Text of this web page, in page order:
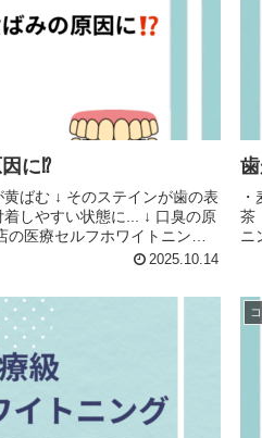
に⁉️
ばむ ↓ そのステインが歯の表
しやすい状態に... ↓ 口臭の原
く口臭予防、虫歯予...2025.10.14
茶 など 以下の飲
ニ